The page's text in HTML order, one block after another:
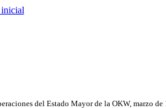
inicial
del Estado Mayor de la OKW, marzo de